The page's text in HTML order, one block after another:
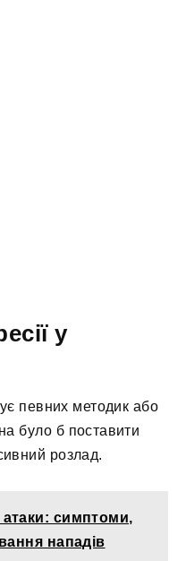
у
певних методик або
було б поставити
розлад.
атаки: симптоми,
нападів